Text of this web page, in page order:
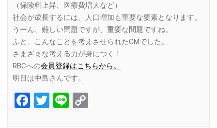
（保険料上昇、医療費増大など）
社会が成長するには、人口増加も重要な要素となります。
うーん、難しい問題ですが、重要な問題ですね。
ふと、こんなことを考えさせられたCMでした。
さまざまな考える力が身につく！
RBCへの会員登録はこちらから。
明日は中島さんです。
Facebook
Twitter
Line